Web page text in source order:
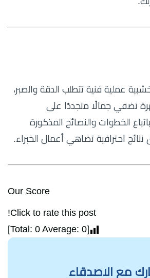
عملية فنية تتطلب الدقة والصبر،
تضفي جمالًا متجددًا على
الخطوات والنصائح المذكورة
احترافية تضاهي أعمال الخبراء.
Our Score
Click to rate this post!
[Total:
0 Average: 0
]
مع الاصدقاء